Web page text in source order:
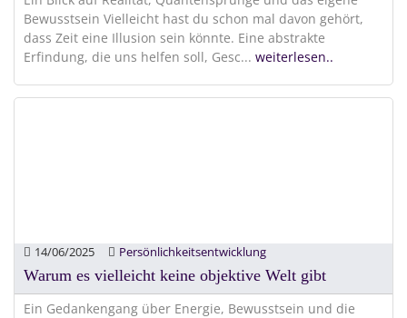
Bewusstsein Vielleicht hast du schon mal davon gehört,
dass Zeit eine Illusion sein könnte. Eine abstrakte
Erfindung, die uns helfen soll, Gesc... weiterlesen..
14/06/2025 Persönlichkeitsentwicklung
Warum es vielleicht keine objektive Welt gibt
Ein Gedankengang über Energie, Bewusstsein und die